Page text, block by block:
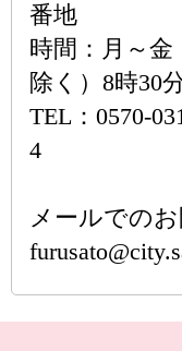
番地
時間：月～金
除く）8時30
TEL：0570-
4
メールでの